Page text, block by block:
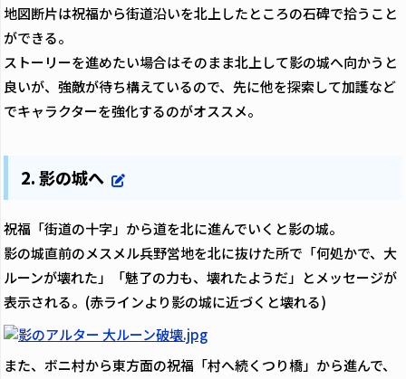
地図断片は祝福から街道沿いを北上したところの石碑で拾うこと
ができる。
ストーリーを進めたい場合はそのまま北上して影の城へ向かうと
良いが、強敵が待ち構えているので、先に他を探索して加護など
でキャラクターを強化するのがオススメ。
2. 影の城へ
祝福「街道の十字」から道を北に進んでいくと影の城。
影の城直前のメスメル兵野営地を北に抜けた所で「何処かで、大
ルーンが壊れた」「魅了の力も、壊れたようだ」とメッセージが
表示される。(赤ラインより影の城に近づくと壊れる)
また、ボニ村から東方面の祝福「村へ続くつり橋」から進んで、